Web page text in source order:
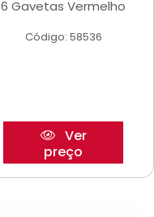
6 Gavetas Vermelho
Código: 58536
Ver
preço